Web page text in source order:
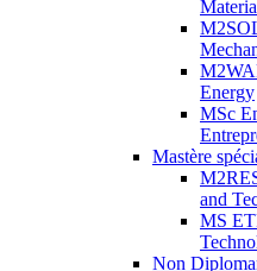
Energy
MSc
Mastère
and
MS
Non